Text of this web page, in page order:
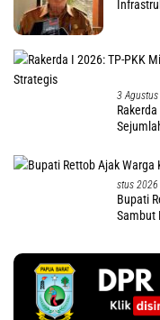
3
Stus 2026
Bupati
Sambut